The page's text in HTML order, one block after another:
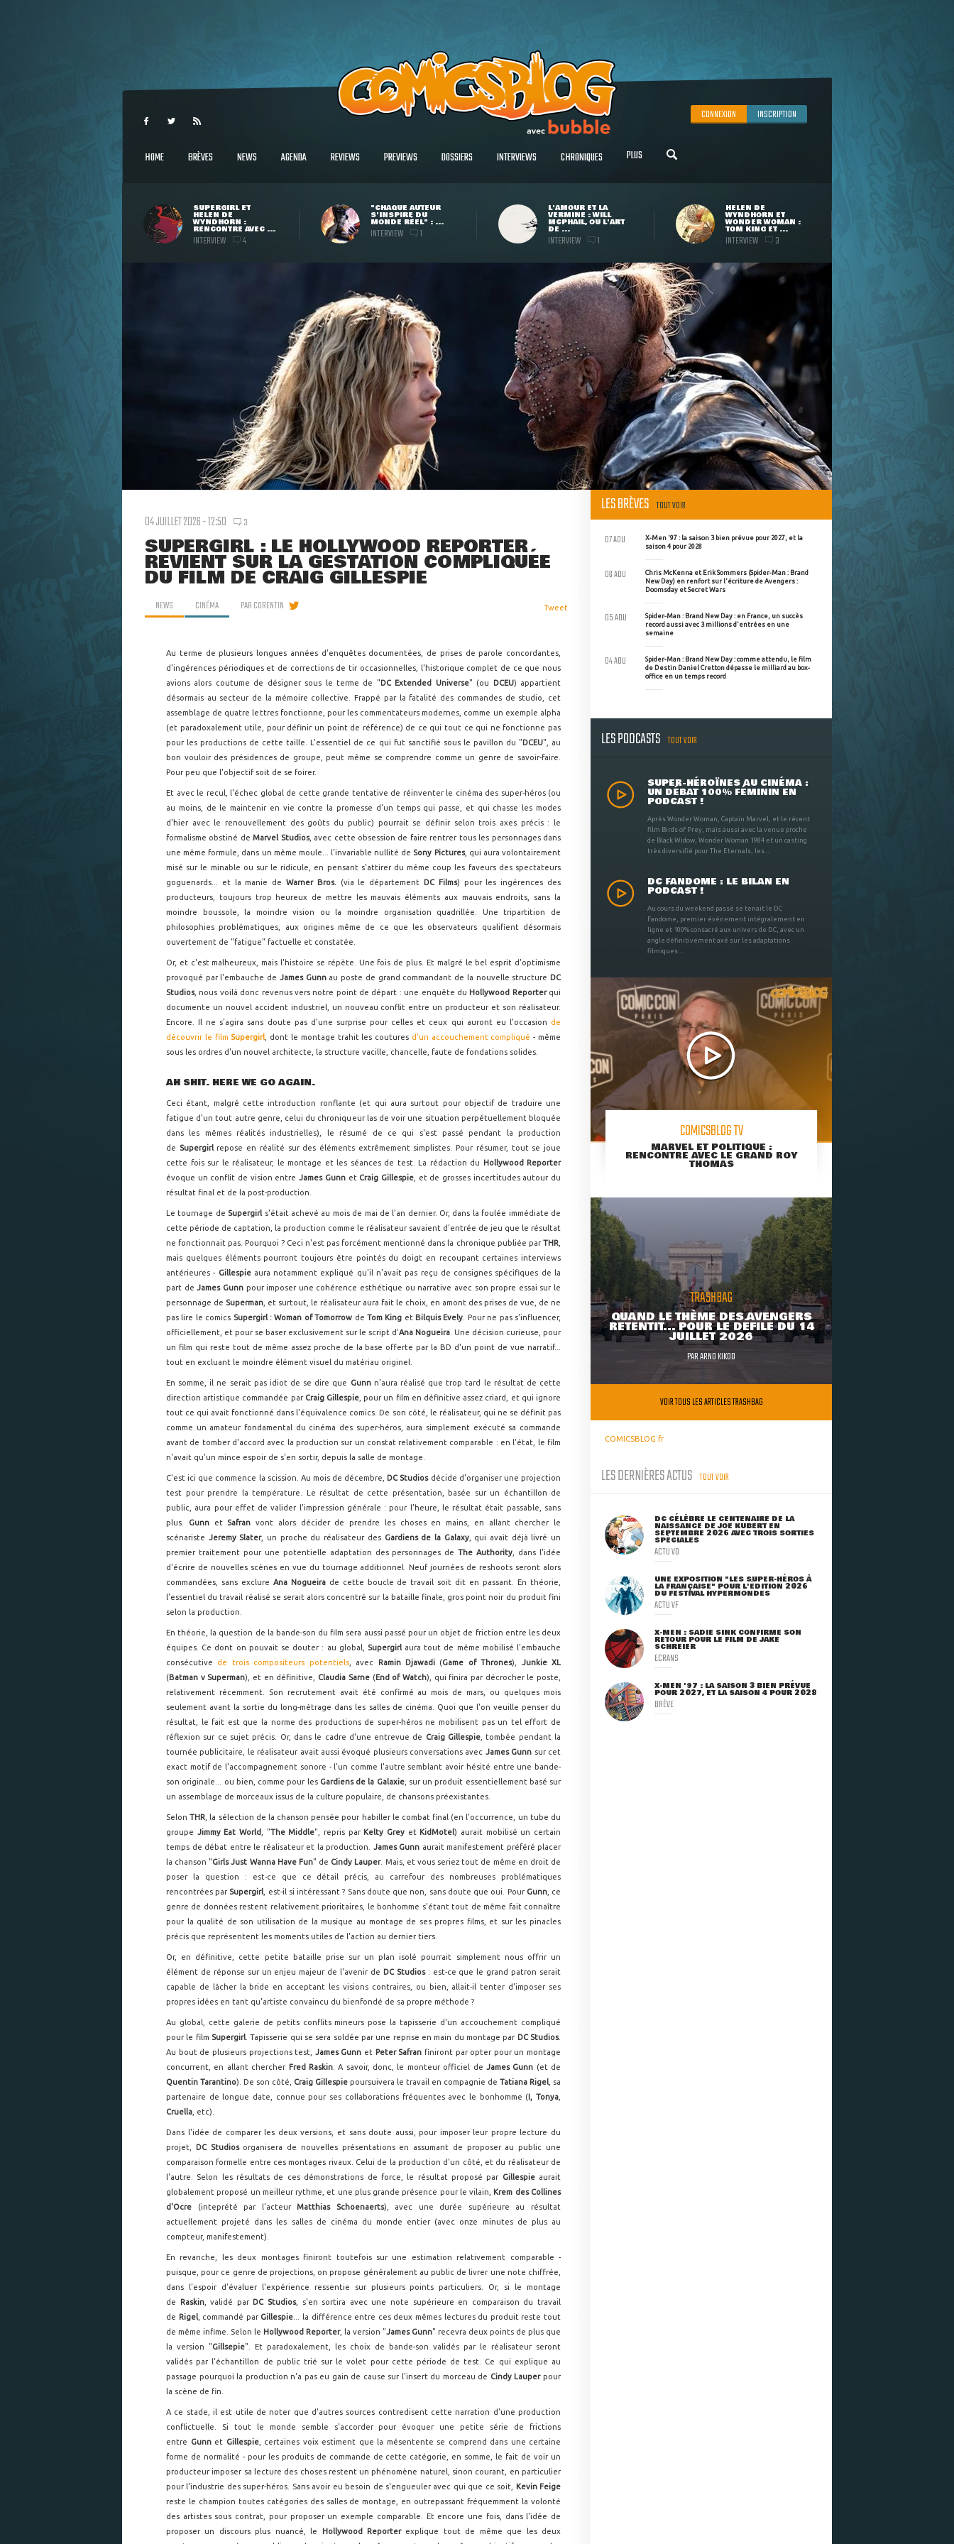
CONNEXION INSCRIPTION
HOME BRÈVES NEWS AGENDA REVIEWS PREVIEWS DOSSIERS INTERVIEWS CHRONIQUES PLUS
SUPERGIRL ET
HELEN DE
WYNDHORN :
RENCONTRE AVEC ...
INTERVIEW 4
"CHAQUE AUTEUR
S'INSPIRE DU
MONDE RÉEL" : ...
INTERVIEW 1
L'AMOUR ET LA
VERMINE : WILL
MCPHAIL, OU L'ART
DE ...
INTERVIEW 1
HELEN DE
WYNDHORN ET
WONDER WOMAN :
TOM KING ET ...
INTERVIEW 3
04 JUILLET 2026 - 12:50 3
SUPERGIRL : LE HOLLYWOOD REPORTER
REVIENT SUR LA GESTATION COMPLIQUÉE
DU FILM DE CRAIG GILLESPIE
NEWS CINÉMA PARCORENTIN Tweet
Au terme de plusieurs longues années d'enquêtes documentées, de prises de parole concordantes,
d'ingérences périodiques et de corrections de tir occasionnelles, l'historique complet de ce que nous
avions alors coutume de désigner sous le terme de "DC Extended Universe" (ou DCEU) appartient
désormais au secteur de la mémoire collective. Frappé par la fatalité des commandes de studio, cet
assemblage de quatre lettres fonctionne, pour les commentateurs modernes, comme un exemple alpha
(et paradoxalement utile, pour définir un point de référence) de ce qui tout ce qui ne fonctionne pas
pour les productions de cette taille. L'essentiel de ce qui fut sanctifié sous le pavillon du "DCEU", au
bon vouloir des présidences de groupe, peut même se comprendre comme un genre de savoir-faire.
Pour peu que l'objectif soit de se foirer.
Et avec le recul, l'échec global de cette grande tentative de réinventer le cinéma des super-héros (ou
au moins, de le maintenir en vie contre la promesse d'un temps qui passe, et qui chasse les modes
d'hier avec le renouvellement des goûts du public) pourrait se définir selon trois axes précis : le
formalisme obstiné deMarvel Studios, avec cette obsession de faire rentrer tous les personnages dans
une même formule, dans un même moule... l'invariable nullité de Sony Pictures, qui aura volontairement
misé sur le minable ou sur le ridicule, en pensant s'attirer du même coup les faveurs des spectateurs
goguenards... et la manie de Warner Bros. (via le département DC Films) pour les ingérences des
producteurs, toujours trop heureux de mettre les mauvais éléments aux mauvais endroits, sans la
moindre boussole, la moindre vision ou la moindre organisation quadrillée. Une tripartition de
philosophies problématiques, aux origines même de ce que les observateurs qualifient désormais
ouvertement de "fatigue" factuelle et constatée.
Or, et c'est malheureux, mais l'histoire se répète. Une fois de plus. Et malgré le bel esprit d'optimisme
provoqué par l'embauche de James Gunnau poste de grand commandant de la nouvelle structure DC
Studios, nous voilà donc revenus vers notre point de départ : une enquête du Hollywood Reporterqui
documente un nouvel accident industriel, un nouveau conflit entre un producteur et son réalisateur.
Encore. Il ne s'agira sans doute pas d'une surprise pour celles et ceux qui auront eu l'occasion de
découvrir le film Supergirl , dont le montage trahit les coutures d'un accouchement compliqué - même
sous les ordres d'un nouvel architecte, la structure vacille, chancelle, faute de fondations solides.
AH SHIT. HERE WE GO AGAIN.
Ceci étant, malgré cette introduction ronflante (et qui aura surtout pour objectif de traduire une
fatigue d'un tout autre genre, celui du chroniqueur las de voir une situation perpétuellement bloquée
dans les mêmes réalités industrielles), le résumé de ce qui s'est passé pendant la production
de Supergirlrepose en réalité sur des éléments extrêmement simplistes. Pour résumer, tout se joue
cette fois sur le réalisateur, le montage et les séances de test. La rédaction du
Hollywood Reporter
évoque un conflit de vision entreJames Gunnet Craig Gillespie, et de grosses incertitudes autour du
résultat final et de la post-production.
Le tournage de Supergirl s'était achevé au mois de mai de l'an dernier. Or, dans la foulée immédiate de
cette période de captation, la production comme le réalisateur savaient d'entrée de jeu que le résultat
ne fonctionnait pas. Pourquoi ? Ceci n'est pas forcément mentionné dans la chronique publiée parTHR
mais quelques éléments pourront toujours être pointés du doigt en recoupant certaines interviews
antérieures - Gillespieaura notamment expliqué qu'il n'avait pas reçu de consignes spécifiques de la
part deJames Gunnpour imposer une cohérence esthétique ou narrative avec son propre essai sur le
personnage de Superman , et surtout, le réalisateur aura fait le choix, en amont des prises de vue, de ne
pas lire le comics Supergirl : Woman of Tomorrow de Tom King et Bilquis Evely . Pour ne pas s'influencer,
officiellement, et pour se baser exclusivement sur le script d'Ana Nogueira . Une décision curieuse, pour
un film qui reste tout de même assez proche de la base offerte par la BD d'un point de vue narratif...
tout en excluant le moindre élément visuel du matériau originel.
En somme, il ne serait pas idiot de se dire que Gunnn'aura réalisé que trop tard le résultat de cette
direction artistique commandée par Craig Gillespie , pour un film en définitive assez criard, et qui ignore
tout ce qui avait fonctionné dans l'équivalence comics. De son côté, le réalisateur, qui ne se définit pas
comme un amateur fondamental du cinéma des super-héros, aura simplement exécuté sa commande
avant de tomber d'accord avec la production sur un constat relativement comparable : en l'état, le film
n'avait qu'un mince espoir de s'en sortir, depuis la salle de montage.
C'est ici que commence la scission. Au mois de décembre, DC Studiosdécide d'organiser une projection
test pour prendre la température. Le résultat de cette présentation, basée sur un échantillon de
public, aura pour effet de valider l'impression générale : pour l'heure, le résultat était passable, sans
plus.
Gunnet Safran vont alors décider de prendre les choses en mains, en allant chercher le
scénariste Jeremy Slater, un proche du réalisateur des Gardiens de la Galaxy, qui avait déjà livré un
premier traitement pour une potentielle adaptation des personnages deThe Authority , dans l'idée
d'écrire de nouvelles scènes en vue du tournage additionnel. Neuf journées de reshoots seront alors
commandées, sans exclure Ana Nogueirade cette boucle de travail soit dit en passant. En théorie,
l'essentiel du travail réalisé se serait alors concentré sur la bataille finale, gros point noir du produit fini
selon la production.
En théorie, la question de la bande-son du film sera aussi passé pour un objet de friction entre les deux
équipes. Ce dont on pouvait se douter : au global, Supergirlaura tout de même mobilisé l'embauche
consécutive de trois compositeurs potentiels, avec Ramin Djawadi(Game of Thrones), Junkie XL
(Batman v Superman), et en définitive, Claudia Sarne(End of Watch), qui finira par décrocher le poste,
relativement récemment. Son recrutement avait été confirmé au mois de mars, ou quelques mois
seulement avant la sortie du long-métrage dans les salles de cinéma. Quoi que l'on veuille penser du
résultat, le fait est que la norme des productions de super-héros ne mobilisent pas un tel effort de
réflexion sur ce sujet précis. Or, dans le cadre d'une entrevue de Craig Gillespie , tombée pendant la
tournée publicitaire, le réalisateur avait aussi évoqué plusieurs conversations avec James Gunn sur cet
exact motif de l'accompagnement sonore - l'un comme l'autre semblant avoir hésité entre une bande-
son originale... ou bien, comme pour les Gardiens de la Galaxie, sur un produit essentiellement basé sur
un assemblage de morceaux issus de la culture populaire, de chansons préexistantes.
SelonTHR , la sélection de la chanson pensée pour habiller le combat final (en l'occurrence, un tube du
groupe Jimmy Eat World , "The Middle", repris par Kelty Grey et KidMotel) aurait mobilisé un certain
temps de débat entre le réalisateur et la production. James Gunn aurait manifestement préféré placer
la chanson "Girls Just Wanna Have Fun" de Cindy Lauper. Mais, et vous seriez tout de même en droit de
poser la question : est-ce que ce détail précis, au carrefour des nombreuses problématiques
rencontrées par Supergirl , est-il si intéressant ? Sans doute que non, sans doute que oui. Pour Gunn, ce
genre de données restent relativement prioritaires, le bonhomme s'étant tout de même fait connaître
pour la qualité de son utilisation de la musique au montage de ses propres films, et sur les pinacles
précis que représentent les moments utiles de l'action au dernier tiers.
Or, en définitive, cette petite bataille prise sur un plan isolé pourrait simplement nous offrir un
élément de réponse sur un enjeu majeur de l'avenir de DC Studios: est-ce que le grand patron serait
capable de lâcher la bride en acceptant les visions contraires, ou bien, allait-il tenter d'imposer ses
propres idées en tant qu'artiste convaincu du bienfondé de sa propre méthode ?
Au global, cette galerie de petits conflits mineurs pose la tapisserie d'un accouchement compliqué
pour le film Supergirl . Tapisserie qui se sera soldée par une reprise en main du montage par DC Studios.
Au bout de plusieurs projections test, James Gunn et Peter Safran finiront par opter pour un montage
concurrent, en allant chercher Fred Raskin. A savoir, donc, le monteur officiel de James Gunn (et de
Quentin Tarantino). De son côté, Craig Gillespie poursuivera le travail en compagnie de Tatiana Rigel , sa
partenaire de longue date, connue pour ses collaborations fréquentes avec le bonhomme ( I, Tonya
Cruella , etc).
Dans l'idée de comparer les deux versions, et sans doute aussi, pour imposer leur propre lecture du
projet,
DC Studiosorganisera de nouvelles présentations en assumant de proposer au public une
comparaison formelle entre ces montages rivaux. Celui de la production d'un côté, et du réalisateur de
l'autre. Selon les résultats de ces démonstrations de force, le résultat proposé par Gillespieaurait
globalement proposé un meilleur rythme, et une plus grande présence pour le vilain,
Krem des Collines
d'Ocre (inteprété par l'acteurMatthias Schoenaerts), avec une durée supérieure au résultat
actuellement projeté dans les salles de cinéma du monde entier (avec onze minutes de plus au
compteur, manifestement).
En revanche, les deux montages finiront toutefois sur une estimation relativement comparable -
puisque, pour ce genre de projections, on propose généralement au public de livrer une note chiffrée,
dans l'espoir d'évaluer l'expérience ressentie sur plusieurs points particuliers. Or, si le montage
de
Raskin, validé par DC Studios, s'en sortira avec une note supérieure en comparaison du travail
de Rigel, commandé par Gillespie ... la différence entre ces deux mêmes lectures du produit reste tout
de même infime. Selon le Hollywood Reporter, la version "James Gunn" recevra deux points de plus que
la version "Gillsepie". Et paradoxalement, les choix de bande-son validés par le réalisateur seront
validés par l'échantillon de public trié sur le volet pour cette période de test. Ce qui explique au
passage pourquoi la production n'a pas eu gain de cause sur l'insert du morceau de Cindy Lauperpour
la scène de fin.
A ce stade, il est utile de noter que d'autres sources contredisent cette narration d'une production
conflictuelle. Si tout le monde semble s'accorder pour évoquer une petite série de frictions
entre Gunnet Gillespie, certaines voix estiment que la mésentente se comprend dans une certaine
forme de normalité - pour les produits de commande de cette catégorie, en somme, le fait de voir un
producteur imposer sa lecture des choses restent un phénomène naturel, sinon courant, en particulier
pour l'industrie des super-héros. Sans avoir eu besoin de s'engueuler avec qui que ce soit,
Kevin Feige
reste le champion toutes catégories des salles de montage, en outrepassant fréquemment la volonté
des artistes sous contrat, pour proposer un exemple comparable. Et encore une fois, dans l'idée de
proposer un discours plus nuancé, le
Hollywood Reporterexplique tout de même que les deux
LES BRÈVES TOUT VOIR
X-Men '97 : la saison 3 bien prévue pour 2027, et la
saison 4 pour 2028
07 AOU
Chris McKenna et Erik Sommers (Spider-Man : Brand
New Day) en renfort sur l'écriture de Avengers :
Doomsday et Secret Wars
06 AOU
Spider-Man : Brand New Day : en France, un succès
record aussi avec 3 millions d'entrées en une
semaine
05 AOU
Spider-Man : Brand New Day : comme attendu, le film
de Destin Daniel Cretton dépasse le milliard au box-
office en un temps record
04 AOU
LES PODCASTS TOUT VOIR
SUPER-HÉROÏNES AU CINÉMA :
UN DÉBAT 100% FÉMININ EN
PODCAST !
Après Wonder Woman, Captain Marvel, et le récent
film Birds of Prey, mais aussi avec la venue proche
de Black Widow, Wonder Woman 1984 et un casting
très diversifié pour The Eternals, les ...
DC FANDOME : LE BILAN EN
PODCAST !
Au cours du weekend passé se tenait le DC
Fandome, premier évènement intégralement en
ligne et 100% consacré aux univers de DC, avec un
angle définitivement axé sur les adaptations
filmiques ...
COMICSBLOG TV
MARVEL ET POLITIQUE :
RENCONTRE AVEC LE GRAND ROY
THOMAS
TRASHBAG
QUAND LE THÈME DES AVENGERS
RETENTIT... POUR LE DÉFILÉ DU 14
JUILLET 2026
PARARNO KIKOO
VOIR TOUS LES ARTICLES TRASHBAG
COMICSBLOG.fr
LES DERNIÈRES ACTUS TOUT VOIR
DC CÉLÈBRE LE CENTENAIRE DE LA
NAISSANCE DE JOE KUBERT EN
SEPTEMBRE 2026 AVEC TROIS SORTIES
SPÉCIALES
ACTU VO
UNE EXPOSITION "LES SUPER-HÉROS À
LA FRANÇAISE" POUR L'ÉDITION 2026
DU FESTIVAL HYPERMONDES
ACTU VF
X-MEN : SADIE SINK CONFIRME SON
RETOUR POUR LE FILM DE JAKE
SCHREIER
ECRANS
X-MEN '97 : LA SAISON 3 BIEN PRÉVUE
POUR 2027, ET LA SAISON 4 POUR 2028
BRÈVE